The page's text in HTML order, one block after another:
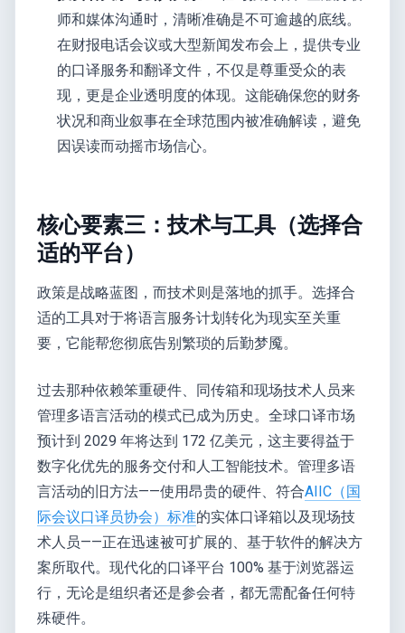
师和媒体沟通时，清晰准确是不可逾越的底线。
在财报电话会议或大型新闻发布会上，提供专业
的口译服务和翻译文件，不仅是尊重受众的表
现，更是企业透明度的体现。这能确保您的财务
状况和商业叙事在全球范围内被准确解读，避免
因误读而动摇市场信心。
核心要素三：技术与工具（选择合
适的平台）
政策是战略蓝图，而技术则是落地的抓手。选择合
适的工具对于将语言服务计划转化为现实至关重
要，它能帮您彻底告别繁琐的后勤梦魇。
过去那种依赖笨重硬件、同传箱和现场技术人员来
管理多语言活动的模式已成为历史。全球口译市场
预计到 2029 年将达到 172 亿美元，这主要得益于
数字化优先的服务交付和人工智能技术。管理多语
言活动的旧方法——使用昂贵的硬件、符合AIIC（国
际会议口译员协会）标准的实体口译箱以及现场技
术人员——正在迅速被可扩展的、基于软件的解决方
案所取代。现代化的口译平台 100% 基于浏览器运
行，无论是组织者还是参会者，都无需配备任何特
殊硬件。